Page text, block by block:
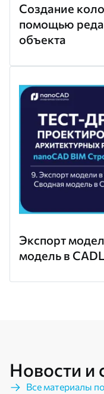
Создание
помощью
объекта
Экспорт
модель в
Новости и
Все материалы